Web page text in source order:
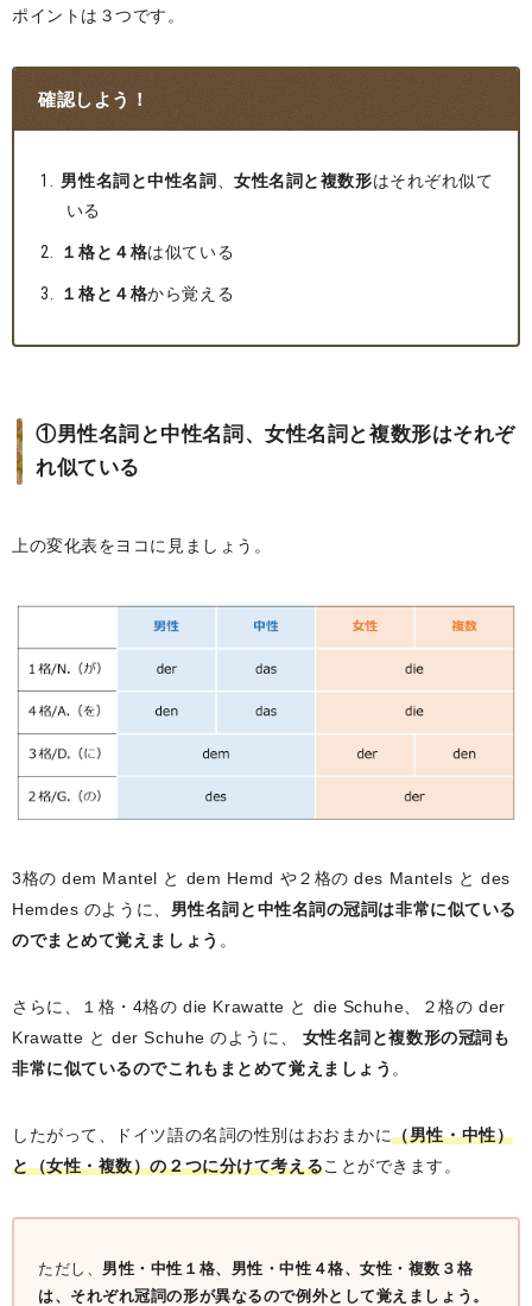
ポイントは３つです。
確認しよう！
男性名詞と中性名詞 、女性名詞と複数形はそれぞれ似て
いる
１格と４格は似ている
１格と４格から覚える
①男性名詞と中性名詞、女性名詞と複数形はそれぞ
れ似ている
上の変化表をヨコに見ましょう。
3格の dem Mantel と dem Hemd や２格の des Mantels と des
Hemdes のように、 男性名詞と中性名詞の冠詞は非常に似ている
のでまとめて覚えましょう 。
さらに、１格・4格の die Krawatte と die Schuhe、２格の der
Krawatte と der Schuhe のように、 女性名詞と複数形の冠詞も
非常に似ているのでこれもまとめて覚えましょう 。
したがって、ドイツ語の名詞の性別はおおまかに（男性・中性）
と（女性・複数）の２つに分けて考えることができます。
ただし、 男性・中性１格、男性・中性４格、女性・複数３格
は、それぞれ冠詞の形が異なるので例外として覚えましょう。